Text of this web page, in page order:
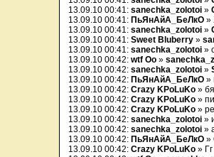
13.09.10 00:41: sanechka_zolotoi »
13.09.10 00:41: ПьЯнАйА_БеЛкО »
13.09.10 00:41: sanechka_zolotoi »
13.09.10 00:41: Sweet Bluberry »
13.09.10 00:41: sanechka_zolotoi »
13.09.10 00:42: wtf Oo »
13.09.10 00:42: sanechka_zolotoi »
13.09.10 00:42: ПьЯнАйА_БеЛкО »
13.09.10 00:42: Crazy KPoLuKo »
13.09.10 00:42: Crazy KPoLuKo »
13.09.10 00:42: Crazy KPoLuKo »
13.09.10 00:42: sanechka_zolotoi »
13.09.10 00:42: sanechka_zolotoi »
13.09.10 00:42: ПьЯнАйА_БеЛкО »
13.09.10 00:42: Crazy KPoLuKo » Гг